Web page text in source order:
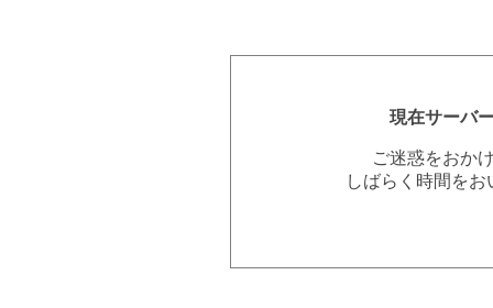
現在サーバ
ご迷惑をおか
しばらく時間を